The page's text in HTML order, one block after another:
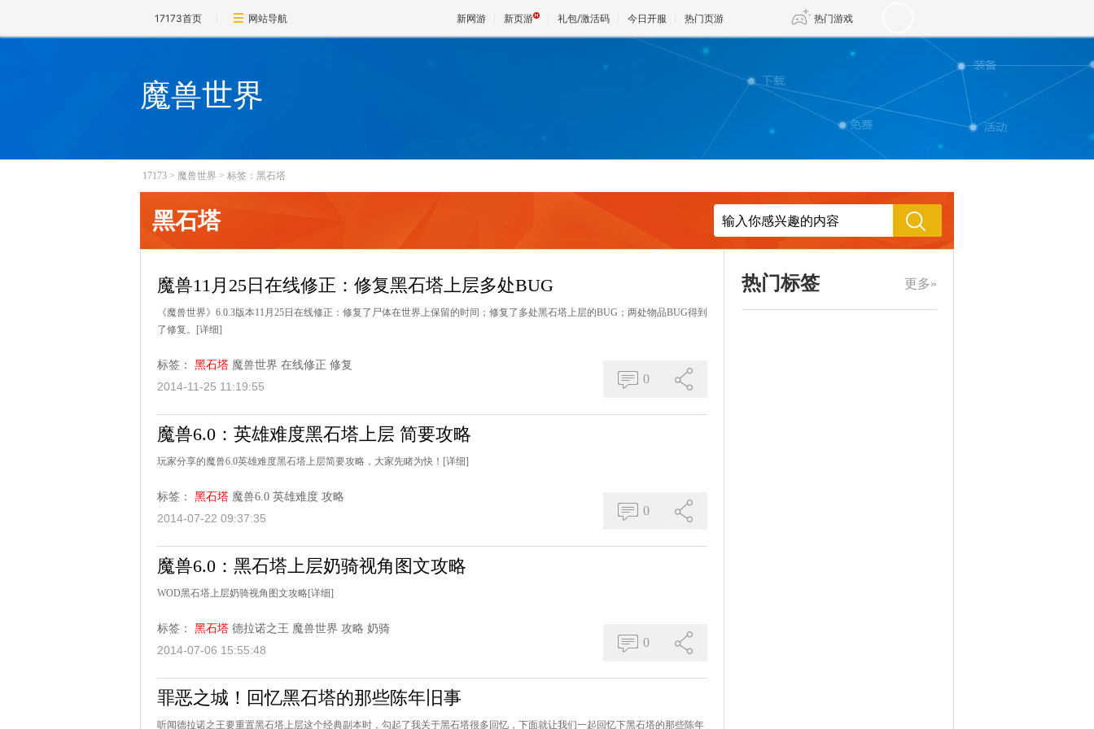
17173首页 网站导航 新网游 新页游 礼包/激活码 今日开服 热门页游 热门游戏
DNF 传奇4
天堂
王权与自由 诛仙世界 新仙侠5
魔兽世界
17173 > 魔兽世界 > 标签：黑石塔
黑石塔
魔兽11月25日在线修正：修复黑石塔上层多处BUG
《魔兽世界》6.0.3版本11月25日在线修正：修复了尸体在世界上保留的时间；修复了多处黑石塔上层的BUG；两处物品BUG得到
了修复。
[详细]
标签： 黑石塔 魔兽世界 在线修正 修复
2014-11-25 11:19:55
0
魔兽6.0：英雄难度黑石塔上层 简要攻略
玩家分享的魔兽6.0英雄难度黑石塔上层简要攻略，大家先睹为快！ [详细]
标签： 黑石塔 魔兽6.0 英雄难度 攻略
2014-07-22 09:37:35
0
魔兽6.0：黑石塔上层奶骑视角图文攻略
WOD黑石塔上层奶骑视角图文攻略[详细]
标签： 黑石塔 德拉诺之王 魔兽世界 攻略 奶骑
2014-07-06 15:55:48
0
罪恶之城！回忆黑石塔的那些陈年旧事
听闻德拉诺之王要重置黑石塔上层这个经典副本时，勾起了我关于黑石塔很多回忆，下面就让我们一起回忆下黑石塔的那些陈年
更多»
热门标签